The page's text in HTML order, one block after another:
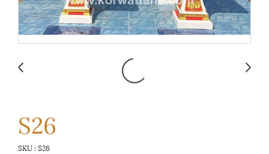
S26
SKU : S26